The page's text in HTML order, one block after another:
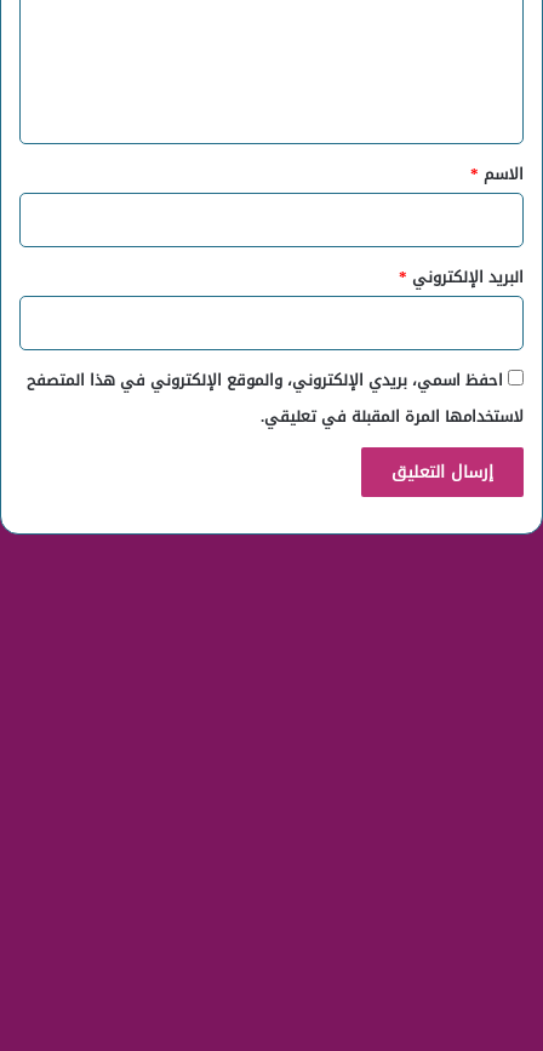
*
الاسم *
البريد الإلكتروني *
احفظ اسمي، بريدي الإلكتروني، والموقع الإلكتروني في هذا المتصفح
لاستخدامها المرة المقبلة في تعليقي.